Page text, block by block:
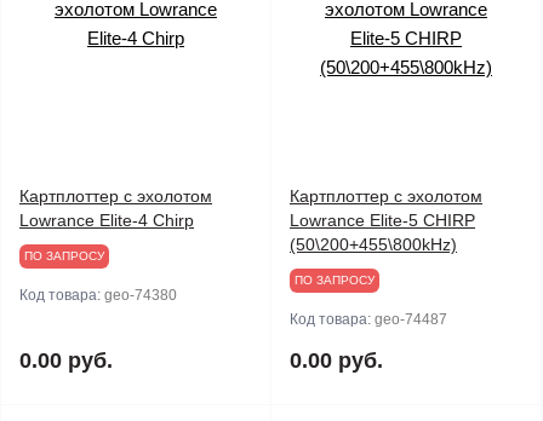
Картплоттер с эхолотом
Lowrance Elite-4 Chirp
ПО ЗАПРОСУ
Код товара: geo-74380
0.00 руб.
Картплоттер с эхолотом
Lowrance Elite-5 CHIRP
(50\200+455\800kHz)
ПО ЗАПРОСУ
Код товара: geo-74487
0.00 руб.